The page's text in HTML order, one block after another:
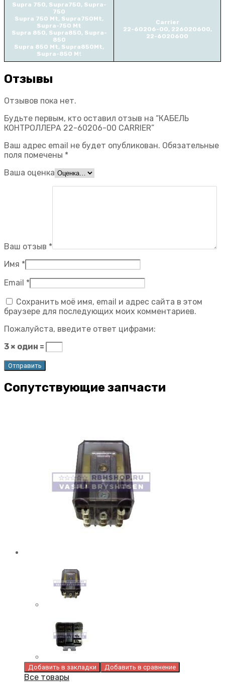
Supra 750, Supra750, Supra-
750
Supra 750 Mt, Supra750Mt,
Supra-750 Mt
Supra 850, Supra850, Supra-
850
Supra 850 Mt, Supra850Mt,
Supra-850 Mt
Carrier
22-60206-00, 226020600,
22-6020600
Отзывы
Отзывов пока нет.
Будьте первым, кто оставил отзыв на “КАБЕЛЬ
КОНТРОЛЛЕРА 22-60206-00 CARRIER”
Ваш адрес email не будет опубликован. Обязательные
поля помечены *
Ваша оценка
Ваш отзыв *
Имя *
Email *
Сохранить моё имя, email и адрес сайта в этом
браузере для последующих моих комментариев.
Пожалуйста, введите ответ цифрами:
3 × один =
Сопутствующие запчасти
Добавить в закладки Добавить в сравнение
Все товары